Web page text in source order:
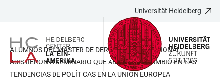
ZUR
BARRIEREFREIHEIT
Universität Heidelberg
ALUMNOS DEL MASTER DE DERECHO INTERNACIONAL
ASISTIERON A SEMINARIO QUE ABORDÓ EL CAMBIO EN LAS
TENDENCIAS DE POLÍTICAS EN LA UNIÓN EUROPEA